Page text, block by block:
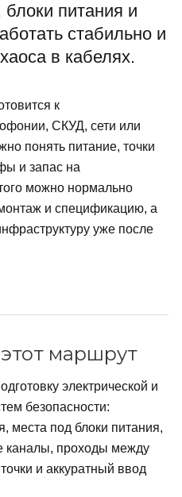
питания и
стабильно и
в кабелях.
к
СКУД, сети или
понять питание, точки
и запас на
можно нормально
и спецификацию, а
уже после
маршрут
электрической и
безопасности:
места под блоки питания,
каналы, проходы между
и аккуратный ввод